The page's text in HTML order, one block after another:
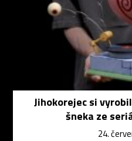
Jihokorejec si
šneka ze
24.